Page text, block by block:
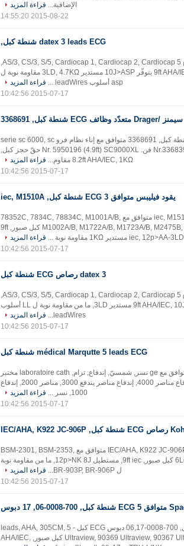
الإضافية... قراءة المزيد
2015-08-22 14:55:20
datex 3 leads ECG شنطة كبل,
datex 3 leads ECG شنطة كبل متوافق مع AS/3, CS/3, S/5, Cardiocap 1, Cardiocap 2, Cardiocap 5,
مدرب خفيف, Satliteplus 3Ld كبل صبور, 9ft AHA/IEC يتوفّر 10J>ASP مستدير 3LD, 4.7KΩ مقاومة نوبة ل
asp أسلوب leadWires ...
قراءة المزيد
2015-07-17 10:42:56
سيمنز /Drager متعدّد وظائف ECG شنطة كبل, 3368691
سيمنز /Drager متعدّد وظائف ECG شنطة كبل, 3368691 متوافق مع إناء نظام فرو serie sc 6000, sc
6002XL, sc 7000, sc 9000, فن. Nr.3368391 (8.2ft) فن. Nr. 5950196 (4.9ft) SC9000XL حقّ حجز كبل,
8.2ft AHA/IEC, 1KΩ مقاوم...
قراءة المزيد
2015-07-17 10:42:56
يقود فيليبس متوافق 3 ECG شنطة كبل, iec, M1510A
يقود فيليبس 3 ECG شنطة كبل, iec, M1510A متوافق مع 78352C, 7834C, 78834C, M1001A/B,
M1002A/B, M1722A/B, M1723A/B, M2475B, M3000A, M3001A, M4735A, VM4/V24 3Ld كبل صبور, 9ft
iec, 12p>AA-3LD مستدير 1KΩ مقاومة نوبة ...
قراءة المزيد
2015-07-17 10:42:56
datex 3 رصاص ECG شنطة كبل
datex 3 رصاص ECG شنطة كبل متوافق مع AS/3, CS/3, S/5, Cardiocap 1, Cardiocap 2, Cardiocap 5,
مدرب خفيف, Satliteplus 3Ld كبل صبور, 9ft AHA/IEC, 10J>LL مستدير 3LD, ما من مقاومة نوبة ل LL أسلوب
leadWires...
قراءة المزيد
2015-07-17 10:42:56
médical Marqutte 5 leads ECG شنطة كبل
médical Marqutte 5 leads ECG شنطة كبل متوافق مع ge نسر, شمسيّ, إندفاع, ترام, laboratoire cath مختبر
نظام, datex S/5 FM, متوافق مع جوهرة: إندفاع مناصر 4000, إندفاع مناصر يندفع 3000, مناصر 2000, إندفاع
1000, نسر ...
قراءة المزيد
2015-07-17 10:42:56
نيكون Kohden 5 رصاص ECG شنطة كبل, IEC/AHA, K922 JC-906P متوافق مع BSM-2301, BSM-2353,
BSM- 5100, paramètre جانب سرير مدرب 6Ld كبل صبور, 9ft iec, مستطيل 12p>NK 8J, ما من مقاومة نوبة
ل BR-903P, BR-906P...
قراءة المزيد
2015-07-17 10:42:56
يقود Spacelabs متوافق 5 ECG شنطة كبل, 700-0008-06,17 دبوس ECG كبل - 5 leads, AHA, 305CM,
AHA, إستعمال مع, 90496 Ultraview, 90369 Ultraview, 90367 Ultraview 5Ld كبل صبور, AHA/IEC,